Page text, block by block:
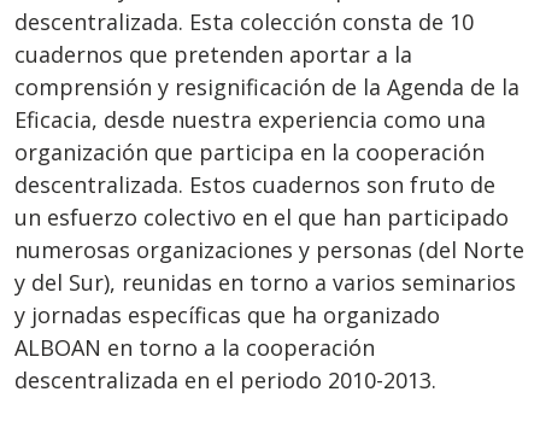
descentralizada. Esta colección consta de 10
cuadernos que pretenden aportar a la
comprensión y resignificación de la Agenda de la
Efica­cia, desde nuestra experiencia como una
organización que participa en la cooperación
descentralizada. Estos cuadernos son fruto de
un esfuerzo colectivo en el que han par­ticipado
numerosas organizaciones y personas (del Norte
y del Sur), reunidas en torno a varios seminarios
y jornadas específicas que ha organizado
ALBOAN en torno a la cooperación
descentralizada en el periodo 2010-2013.